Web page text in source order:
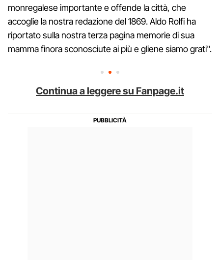
monregalese importante e offende la città, che
accoglie la nostra redazione del 1869. Aldo Rolfi ha
riportato sulla nostra terza pagina memorie di sua
mamma finora sconosciute ai più e gliene siamo grati".
Continua a leggere su Fanpage.it